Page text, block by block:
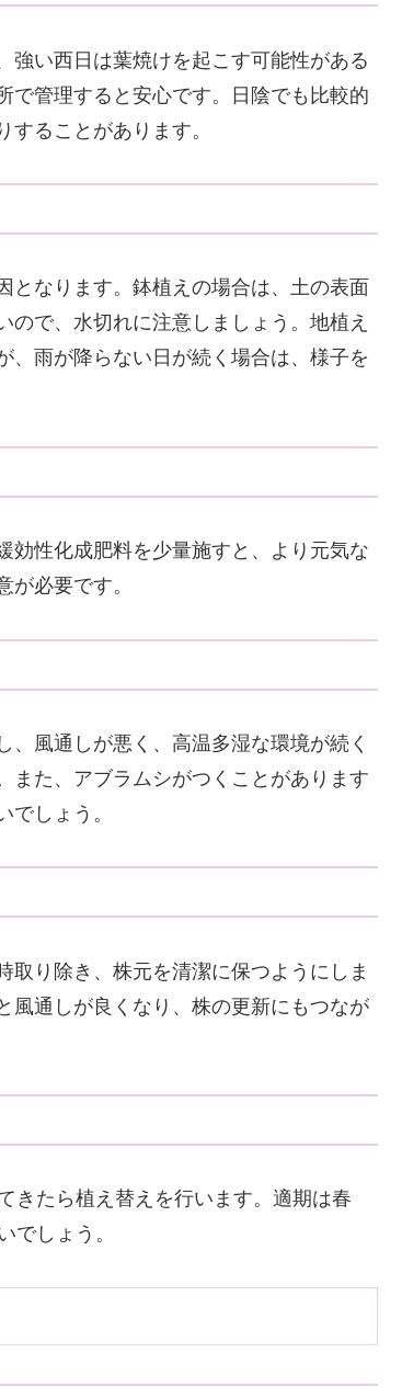
強い西日は葉焼けを起こす可能性がある
で管理すると安心です。日陰でも比較的
ることがあります。
となります。鉢植えの場合は、土の表面
で、水切れに注意しましょう。地植え
、雨が降らない日が続く場合は、様子を
効性化成肥料を少量施すと、より元気な
必要です。
風通しが悪く、高温多湿な環境が続く
また、アブラムシがつくことがあります
しょう。
り除き、株元を清潔に保つようにしま
風通しが良くなり、株の更新にもつなが
きたら植え替えを行います。適期は春
でしょう。